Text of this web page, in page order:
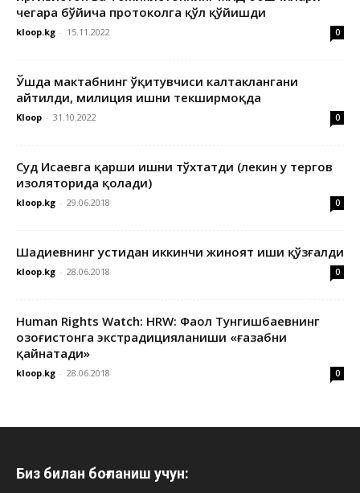
чегара бўйича протоколга қўл қўйишди
kloop.kg - 15.11.2022 0
Ўшда мактабнинг ўқитувчиси калтаклангани
айтилди, милиция ишни текширмоқда
Kloop - 31.10.2022 0
Суд Исаевга қарши ишни тўхтатди (лекин у тергов
изоляторида қолади)
kloop.kg - 29.06.2018 0
Шадиевнинг устидан иккинчи жиноят иши қўзғалди
kloop.kg - 28.06.2018 0
Human Rights Watch: HRW: Фаол Тунгишбаевнинг
Қозоғистонга экстрадицияланиши «ғазабни
қайнатади»
kloop.kg - 28.06.2018 0
Биз билан боғланиш учун: